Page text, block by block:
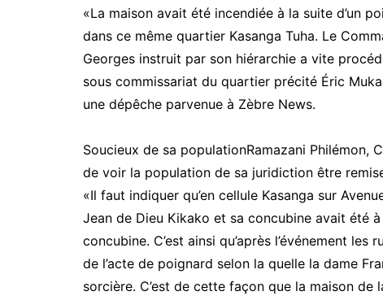
«La maison avait été incendiée à la suite d’un
dans ce même quartier Kasanga Tuha. Le
Georges instruit par son hiérarchie a vite
sous commissariat du quartier précité Éric
une dépêche parvenue à Zèbre News.
Soucieux de sa populationRamazani Philémon,
de voir la population de sa juridiction être
«Il faut indiquer qu’en cellule Kasanga sur
Jean de Dieu Kikako et sa concubine avait été
concubine. C’est ainsi qu’après l’événement
de l’acte de poignard selon la quelle la dame
sorcière. C’est de cette façon que la maison